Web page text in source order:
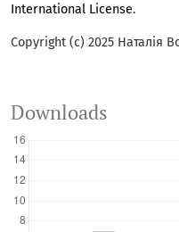
International License.
Copyright (c) 2025 Наталія
Downloads